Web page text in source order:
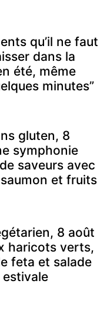
qu’il ne faut
dans la
été, même
minutes”
gluten, 8
symphonie
saveurs avec
et fruits
8 août
haricots verts,
feta et salade